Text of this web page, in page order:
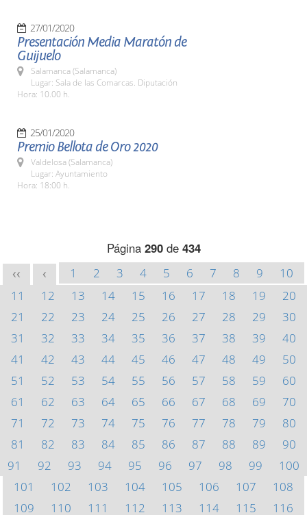
27/01/2020
Presentación Media Maratón de
Guijuelo
Salamanca (Salamanca)
Lugar: Sala de las Comarcas. Diputación
Hora: 10.00 h.
25/01/2020
Premio Bellota de Oro 2020
Valdelosa (Salamanca)
Lugar: Ayuntamiento
Hora: 18:00 h.
Página 290de 434
<< < 1 2 3 4 5 6 7 8 9
10
11
12 13 14 15 16 17 18 19
20
21
22 23 24 25 26 27 28 29
30
31
32 33 34 35 36 37 38 39
40
41
42 43 44 45 46 47 48 49
50
51
52 53 54 55 56 57 58 59
60
61
62 63 64 65 66 67 68 69
70
71
72 73 74 75 76 77 78 79
80
81
82 83 84 85 86 87 88 89
90
91
92 93 94 95 96 97 98 99
100
101
102 103 104 105 106 107
108
109
110 111 112 113 114 115
116